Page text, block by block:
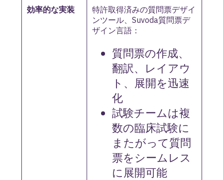
効率的な実装
特許取得済みの質問票デザイ
ンツール、Suvoda質問票デ
ザイン言語：
質問票の作成、
翻訳、レイアウ
ト、展開を迅速
化
試験チームは複
数の臨床試験に
またがって質問
票をシームレス
に展開可能